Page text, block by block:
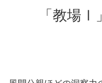
「教場Ⅰ